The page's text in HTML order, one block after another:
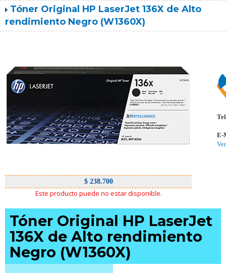
Tóner Original HP LaserJet 136X de Alto
rendimiento Negro (W1360X)
$ 238.700
Este producto puede no estar disponible.
Tel
E-
Tóner Original HP LaserJet
136X de Alto rendimiento
Negro (W1360X)